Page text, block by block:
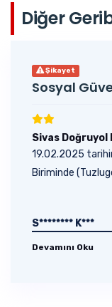
Diğer
Şikayet
Sosyal
Sivas Doğruyol
19.02.2025
Biriminde
S******** K***
Devamını Oku